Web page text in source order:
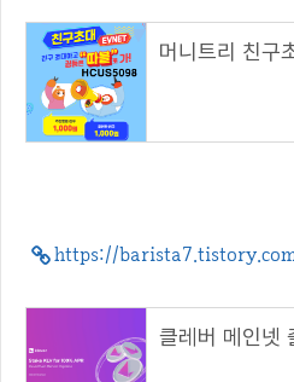
https://